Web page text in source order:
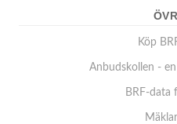
Köp
Anbudskollen -
BRF-data